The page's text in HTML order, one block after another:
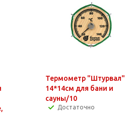
Термометр "Штурвал"
14*14см для бани и
сауны/10
Достаточно